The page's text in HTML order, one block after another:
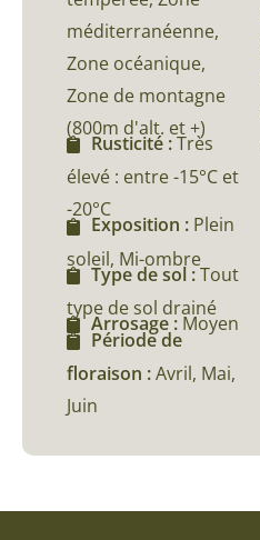
méditerranéenne,
Zone océanique,
Zone de montagne
(800m d'alt. et +)
Rusticité :Très
élevé : entre -15°C et
-20°C
Exposition : Plein
soleil, Mi-ombre
Type de sol :Tout
type de sol drainé
Arrosage : Moyen
Période de
floraison :Avril, Mai,
Juin